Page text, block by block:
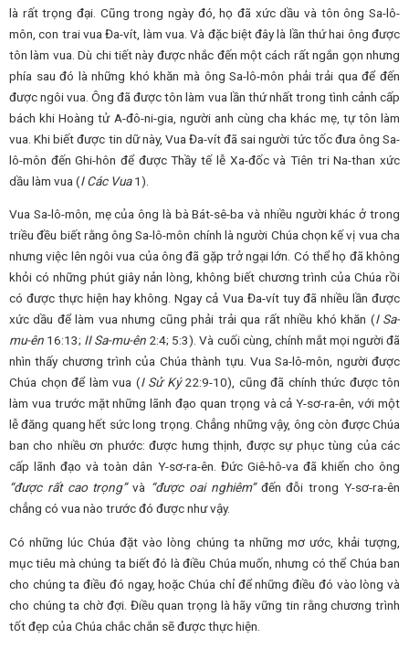
là rất trọng đại. Cũng trong ngày đó, họ đã xức dầu và tôn ông Sa-lô-
môn, con trai vua Đa-vít, làm vua. Và đặc biệt đây là lần thứ hai ông được
tôn làm vua. Dù chi tiết này được nhắc đến một cách rất ngắn gọn nhưng
phía sau đó là những khó khăn mà ông Sa-lô-môn phải trải qua để đến
được ngôi vua. Ông đã được tôn làm vua lần thứ nhất trong tình cảnh cấp
bách khi Hoàng tử A-đô-ni-gia, người anh cùng cha khác mẹ, tự tôn làm
vua. Khi biết được tin dữ này, Vua Đa-vít đã sai người tức tốc đưa ông Sa-
lô-môn đến Ghi-hôn để được Thầy tế lễ Xa-đốc và Tiên tri Na-than xức
dầu làm vua (I Các Vua1).
Vua Sa-lô-môn, mẹ của ông là bà Bát-sê-ba và nhiều người khác ở trong
triều đều biết rằng ông Sa-lô-môn chính là người Chúa chọn kế vị vua cha
nhưng việc lên ngôi vua của ông đã gặp trở ngại lớn. Có thể họ đã không
khỏi có những phút giây nản lòng, không biết chương trình của Chúa rồi
có được thực hiện hay không. Ngay cả Vua Đa-vít tuy đã nhiều lần được
xức dầu để làm vua nhưng cũng phải trải qua rất nhiều khó khăn (I Sa-
mu-ên 16:13; II Sa-mu-ên 2:4; 5:3). Và cuối cùng, chính mắt mọi người đã
nhìn thấy chương trình của Chúa thành tựu. Vua Sa-lô-môn, người được
Chúa chọn để làm vua (I Sử Ký22:9-10), cũng đã chính thức được tôn
làm vua trước mặt những lãnh đạo quan trọng và cả Y-sơ-ra-ên, với một
lễ đăng quang hết sức long trọng. Chẳng những vậy, ông còn được Chúa
ban cho nhiều ơn phước: được hưng thịnh, được sự phục tùng của các
cấp lãnh đạo và toàn dân Y-sơ-ra-ên. Đức Giê-hô-va đã khiến cho ông
“được rất cao trọng”và “được oai nghiêm”đến đỗi trong Y-sơ-ra-ên
chẳng có vua nào trước đó được như vậy.
Có những lúc Chúa đặt vào lòng chúng ta những mơ ước, khải tượng,
mục tiêu mà chúng ta biết đó là điều Chúa muốn, nhưng có thể Chúa ban
cho chúng ta điều đó ngay, hoặc Chúa chỉ để những điều đó vào lòng và
cho chúng ta chờ đợi. Điều quan trọng là hãy vững tin rằng chương trình
tốt đẹp của Chúa chắc chắn sẽ được thực hiện.